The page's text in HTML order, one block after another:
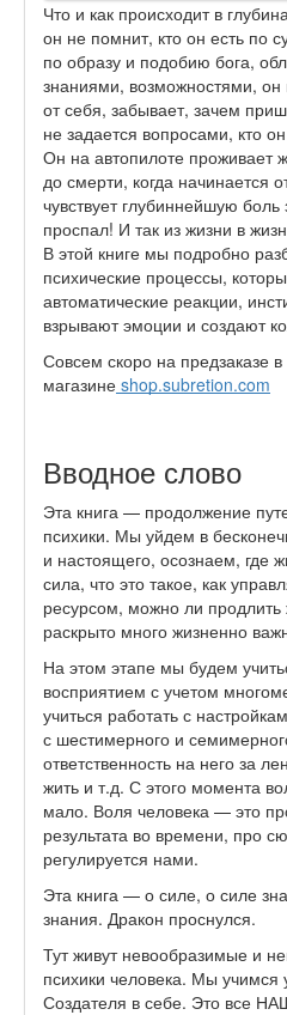
Что и как происходит в
он не помнит, кто он есть по
по образу и подобию бога,
знаниями, возможностями, он
от себя, забывает, зачем
не задается вопросами, кто
Он на автопилоте проживает
до смерти, когда начинается
чувствует глубиннейшую боль
проспал! И так из жизни в
В этой книге мы подробно
психические процессы,
автоматические реакции,
взрывают эмоции и создают
Совсем скоро на предзаказе в
магазине shop.subretion.com
Вводное слово
Эта книга — продолжение
психики. Мы уйдем в
и настоящего, осознаем, где
сила, что это такое, как
ресурсом, можно ли продлить
раскрыто много жизненно
На этом этапе мы будем
восприятием с учетом
учиться работать с
с шестимерного и
ответственность на него за
жить и т.д. С этого момента
мало. Воля человека — это
результата во времени, про
регулируется нами.
Эта книга — о силе, о силе
знания. Дракон проснулся.
Тут живут невообразимые и
психики человека. Мы учимся
Создателя в себе. Это все